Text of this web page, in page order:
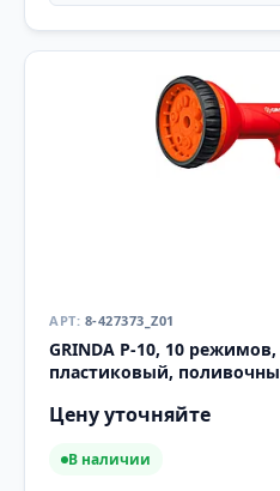
8-427373_Z01
GRINDA P-10, 10
пластиковый,
Цену уточняйте
В наличии